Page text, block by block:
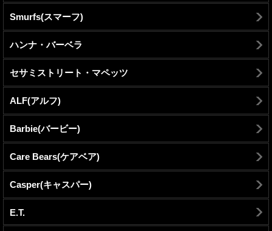
Smurfs(スマーフ)
ハンナ・バーベラ
セサミストリート・マペッツ
ALF(アルフ)
Barbie(バービー)
Care Bears(ケアベア)
Casper(キャスパー)
E.T.